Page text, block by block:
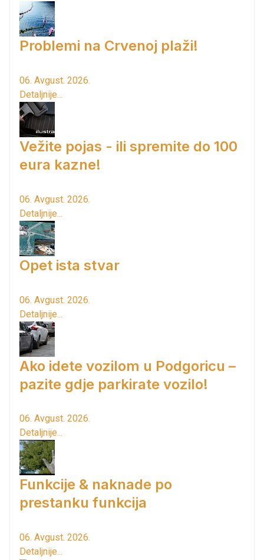
Problemi na Crvenoj plaži!
06. Avgust. 2026.
Detaljnije...
Vežite pojas - ili spremite do 100
eura kazne!
06. Avgust. 2026.
Detaljnije...
Opet ista stvar
06. Avgust. 2026.
Detaljnije...
Ako idete vozilom u Podgoricu –
pazite gdje parkirate vozilo!
06. Avgust. 2026.
Detaljnije...
Funkcije & naknade po
prestanku funkcija
06. Avgust. 2026.
Detaljnije...